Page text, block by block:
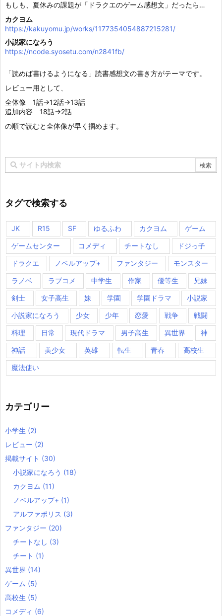
もしも、夏休みの課題が「ドラクエのゲーム感想文」だったら…
カクヨム
https://kakuyomu.jp/works/1177354054887215281/
小説家になろう
https://ncode.syosetu.com/n2841fb/
「読めば書けるようになる」読書感想文の書き方がテーマです。
レビュー用として、
全体像 1話→12話→13話
追加内容 18話→2話
の順で読むと全体像が早く掴めます。
タグで検索する
JK R15 SF ゆるふわ カクヨム ゲーム
ゲームセンター コメディ チートなし ドジっ子
ドラクエ ノベルアップ+ ファンタジー モンスター
ラノベ ラブコメ 中学生 作家 優等生 兄妹
剣士 女子高生 妹 学園 学園ドラマ 小説家
小説家になろう 少女 少年 恋愛 戦争 戦闘
料理 日常 現代ドラマ 男子高生 異世界 神
神話 美少女 英雄 転生 青春 高校生
魔法使い
カテゴリー
小学生 (2)
レビュー (2)
掲載サイト (30)
小説家になろう (18)
カクヨム (11)
ノベルアップ+ (1)
アルファポリス (3)
ファンタジー (20)
チートなし (3)
チート (1)
異世界 (14)
ゲーム (5)
高校生 (5)
コメディ (6)